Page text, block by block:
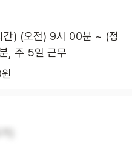
간) (오전) 9시 00분 ~ (정
, 주 5일 근무